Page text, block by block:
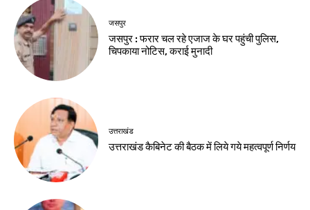
जसपुर
जसपुर : फरार चल रहे एजाज के घर पहुंची पुलिस,
चिपकाया नोटिस, कराई मुनादी
उत्तराखंड
उत्तराखंड कैबिनेट की बैठक में लिये गये महत्वपूर्ण निर्णय